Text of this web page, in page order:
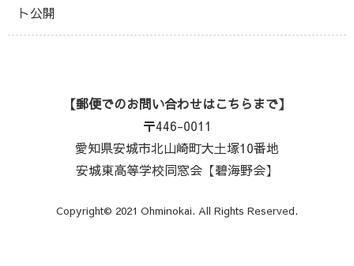
ト公開
【郵便でのお問い合わせはこちらまで】
〒446-0011
愛知県安城市北山崎町大土塚10番地
安城東高等学校同窓会【碧海野会】
Copyright© 2021 Ohminokai. All Rights Reserved.